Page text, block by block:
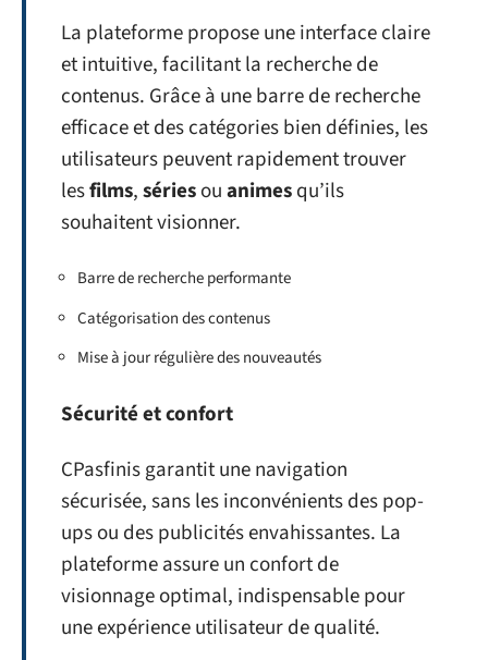
La plateforme propose une interface claire
et intuitive, facilitant la recherche de
contenus. Grâce à une barre de recherche
efficace et des catégories bien définies, les
utilisateurs peuvent rapidement trouver
lesfilms,sériesouanimesqu’ils
souhaitent visionner.
Barre de recherche performante
Catégorisation des contenus
Mise à jour régulière des nouveautés
Sécurité et confort
CPasfinis garantit une navigation
sécurisée, sans les inconvénients des pop-
ups ou des publicités envahissantes. La
plateforme assure un confort de
visionnage optimal, indispensable pour
une expérience utilisateur de qualité.